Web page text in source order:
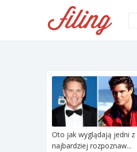
Oto jak wyglądają jedni z
najbardziej rozpoznaw...